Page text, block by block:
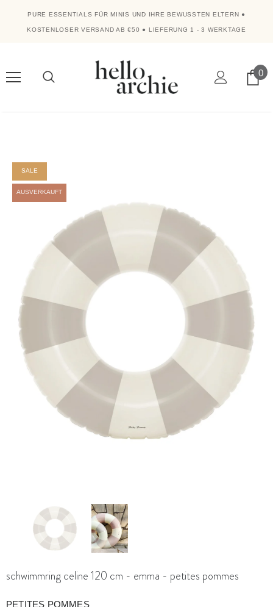
PURE ESSENTIALS FÜR MINIS UND IHRE BEWUSSTEN ELTERN ●
KOSTENLOSER VERSAND AB €50 ● LIEFERUNG 1 - 3 WERKTAGE
0
SALE
AUSVERKAUFT
schwimmring celine 120 cm - emma - petites pommes
PETITES POMMES